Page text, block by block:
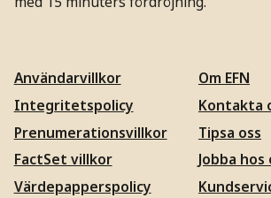
Användarvillkor
Integritetspolicy
Prenumerationsvillkor
FactSet villkor
Värdepapperspolicy
Om EFN
Kontakta
Tipsa oss
Jobba hos